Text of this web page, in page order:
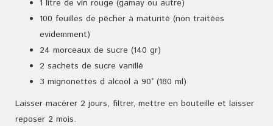
1 litre de vin rouge (gamay ou autre)
100 feuilles de pêcher à maturité (non traitées
evidemment)
24 morceaux de sucre (140 gr)
2 sachets de sucre vanillé
3 mignonettes d alcool a 90° (180 ml)
Laisser macérer 2 jours, filtrer, mettre en bouteille et laisser
reposer 2 mois.